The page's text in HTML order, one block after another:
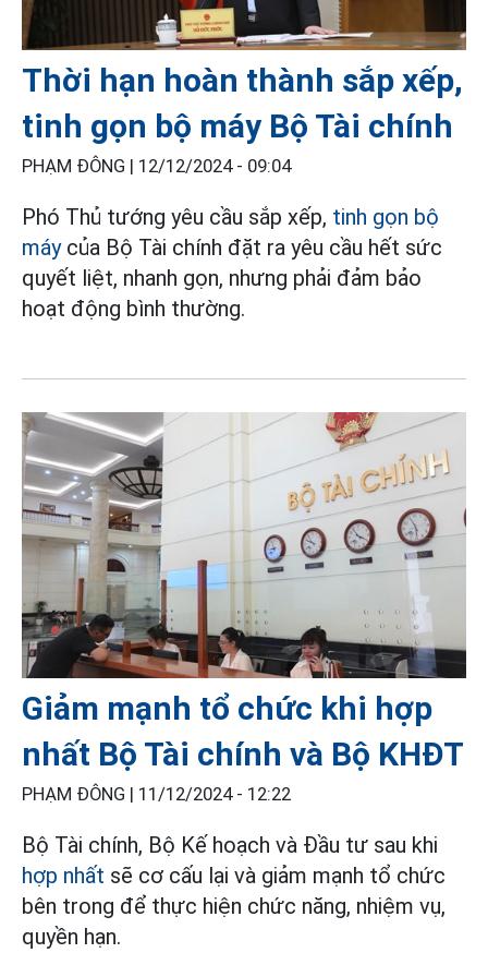
Thời hạn hoàn thành sắp xếp,
tinh gọn bộ máy Bộ Tài chính
PHẠM ĐÔNG | 12/12/2024 - 09:04
Phó Thủ tướng yêu cầu sắp xếp, tinh gọn bộ
máycủa Bộ Tài chính đặt ra yêu cầu hết sức
quyết liệt, nhanh gọn, nhưng phải đảm bảo
hoạt động bình thường.
Giảm mạnh tổ chức khi hợp
nhất Bộ Tài chính và Bộ KHĐT
PHẠM ĐÔNG | 11/12/2024 - 12:22
Bộ Tài chính, Bộ Kế hoạch và Đầu tư sau khi
hợp nhất sẽ cơ cấu lại và giảm mạnh tổ chức
bên trong để thực hiện chức năng, nhiệm vụ,
quyền hạn.